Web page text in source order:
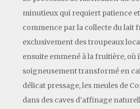
minutieux qui requiert patience
commence par la collecte du lait
exclusivement des troupeaux
ensuite emmené à la fruitière, où
soigneusement transformé en
délicat pressage, les meules de
dans des caves d’affinage